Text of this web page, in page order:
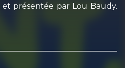
présentée par Lou Baudy.